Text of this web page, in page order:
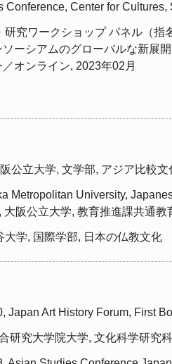
Conference, Center for
研究ワークショップ パネル（
ソーシアムのグローバルな新展
オンライン, 2023年02月
公立大学, 文学部, アジア比較文
Metropolitan University,
大阪公立大学, 教育推進課共通教
大学, 国際学部, 日本の仏教文化
Japan Art History Forum, First
研究大学院大学, 文化科学研究